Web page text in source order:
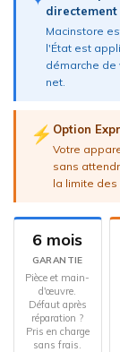
Macinstore
l'État est
démarche de
net.
⚡ Option
Votre
sans
la limite des
6 mois
GARANTIE
Pièce et main-
d'œuvre.
Défaut après
réparation ?
Pris en charge
sans frais.